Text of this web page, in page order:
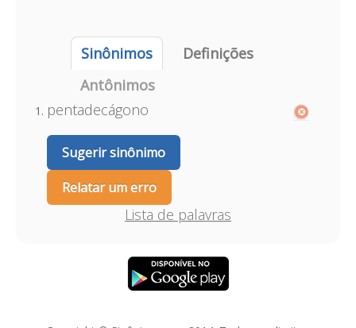
Sinônimos
Definições
Antônimos
pentadecágono
Sugerir sinônimo
Relatar um erro
Lista de palavras